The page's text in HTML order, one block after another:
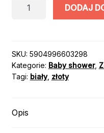
ilość
W
DOMU
+
kolor:
DODAJ
SKU: 5904996603298
Kategorie: Baby shower,
Tagi: biały, złoty
Opis